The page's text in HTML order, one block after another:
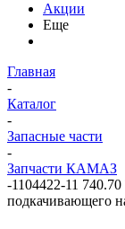
Акции
Еще
Главная
-
Каталог
-
Запасные части
-
Запчасти КАМАЗ
-1104422-11
подкачивающего